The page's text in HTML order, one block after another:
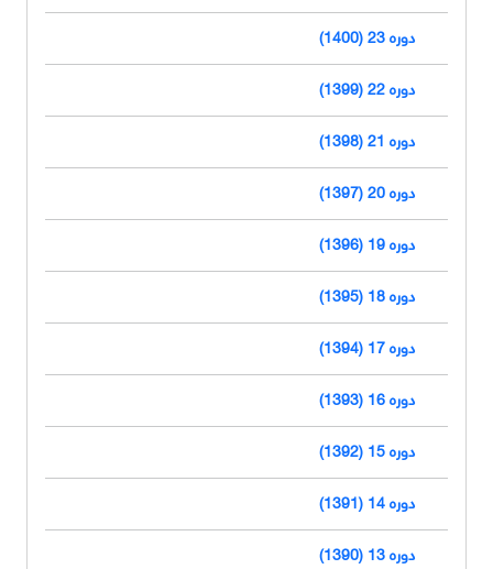
دوره 23 (1400)
دوره 22 (1399)
دوره 21 (1398)
دوره 20 (1397)
دوره 19 (1396)
دوره 18 (1395)
دوره 17 (1394)
دوره 16 (1393)
دوره 15 (1392)
دوره 14 (1391)
دوره 13 (1390)